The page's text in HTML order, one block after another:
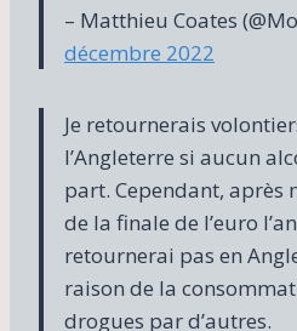
– Matthieu Coates
décembre 2022
Je retournerais
l’Angleterre si aucun
part. Cependant, après
de la finale de l’euro
retournerai pas en
raison de la
drogues par d’autres.